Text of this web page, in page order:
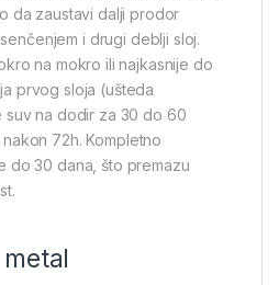
da zaustavi dalji prodor
i drugi deblji sloj.
na mokro ili najkasnije do
prvog sloja (ušteda
suv na dodir za 30 do 60
72h. Kompletno
do 30 dana, što premazu